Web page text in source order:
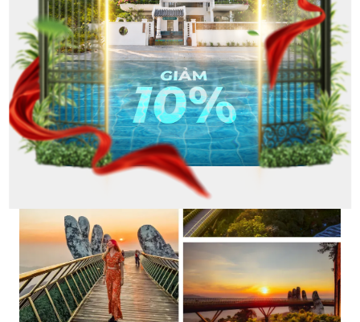
không gian, tạo nên một khung cảnh lãng mạn và
đầy mê hoặc. Không có gì ngạc nhiên khi Cầu Vàng
trở thành một trong những điểm ngắm hoàng hôn
được yêu thích nhất ở Đà Nẵng, thu hút du khách từ
khắp nơi trên thế giới đến chiêm ngưỡng và ghi lại
những khoảnh khắc đẹp đến nao lòng.